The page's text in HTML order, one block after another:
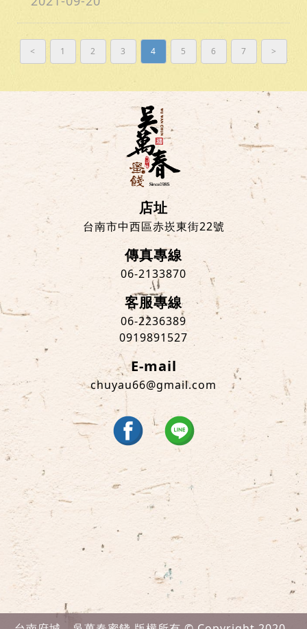
< 1 2 3 4 5 6 7 >
店址
台南市中西區赤崁東街22號
傳真專線
06-2133870
客服專線
06-2236389
0919891527
E-mail
chuyau66@gmail.com